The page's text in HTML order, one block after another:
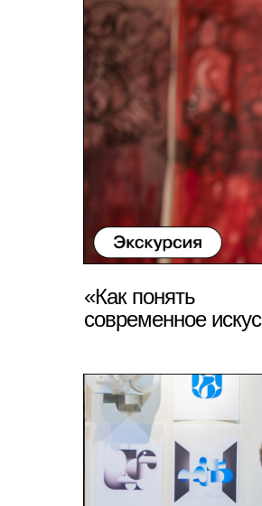
«Как понять
современное